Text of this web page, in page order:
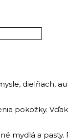
dielňach,
pokožky.
mydlá a pasty.